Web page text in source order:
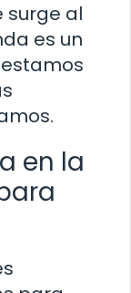
surge al
es un
en la